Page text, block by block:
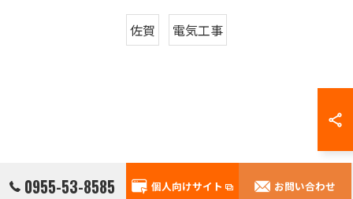
佐賀 電気工事
0955-53-8585 個人向けサイト お問い合わせ